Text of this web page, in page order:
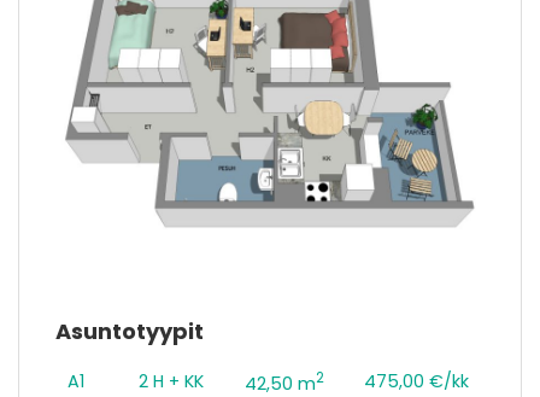
Asuntotyypit
A1 2 H + KK 42,50 m2
475,00 €/kk